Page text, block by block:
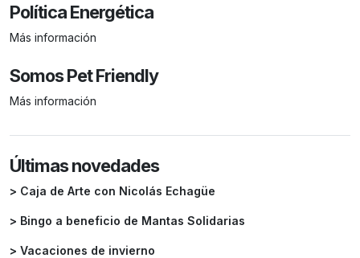
Política Energética
Más información
Somos Pet Friendly
Más información
Últimas novedades
> Caja de Arte con Nicolás Echagüe
> Bingo a beneficio de Mantas Solidarias
> Vacaciones de invierno